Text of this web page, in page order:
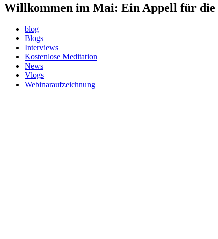
Willkommen im Mai: Ein Appell für
blog
Blogs
Interviews
Kostenlose Meditation
News
Vlogs
Webinaraufzeichnung